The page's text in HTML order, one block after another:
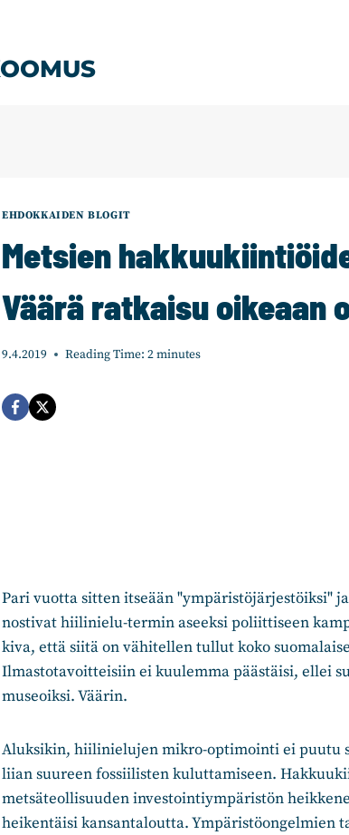
EHDOKKAIDEN BLOGIT
Metsien
Väärä ratkaisu oikeaan
9.4.2019 Reading Time: 2minutes
Pari vuotta sitten itseään "ympäristöjärjestöiksi"
nostivat hiilinielu-termin aseeksi poliittiseen
kiva, että siitä on vähitellen tullut koko
Ilmastotavoitteisiin ei kuulemma päästäisi, ellei
museoiksi. Väärin.
Aluksikin, hiilinielujen mikro-optimointi ei puutu
liian suureen fossiilisten kuluttamiseen.
metsäteollisuuden investointiympäristön
heikentäisi kansantaloutta. Ympäristöongelmien